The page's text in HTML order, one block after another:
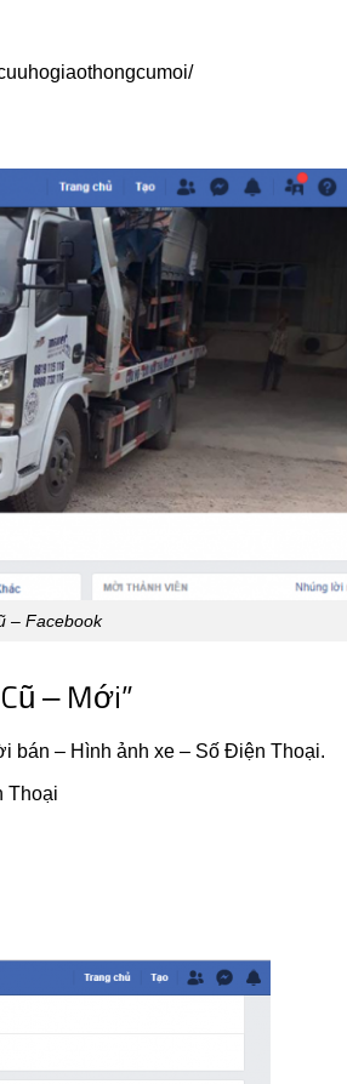
– Facebook
– Mới”
bán – Hình ảnh xe – Số Điện Thoại.
Thoại